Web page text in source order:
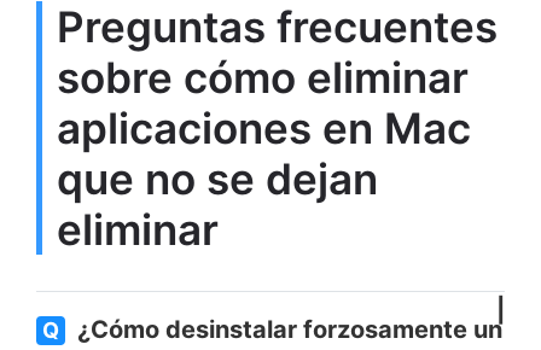
Preguntas frecuentes
sobre cómo eliminar
aplicaciones en Mac
que no se dejan
eliminar
Q
¿Cómo desinstalar forzosamente un